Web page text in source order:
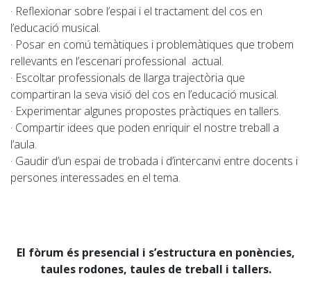
· Reflexionar sobre l’espai i el tractament del cos en
l’educació musical.
· Posar en comú temàtiques i problemàtiques que trobem
rellevants en l’escenari professional actual.
· Escoltar professionals de llarga trajectòria que
compartiran la seva visió del cos en l’educació musical.
· Experimentar algunes propostes pràctiques en tallers.
· Compartir idees que poden enriquir el nostre treball a
l’aula.
· Gaudir d’un espai de trobada i d’intercanvi entre docents i
persones interessades en el tema.
El fòrum és presencial i s’estructura en ponències,
taules rodones, taules de treball i tallers.